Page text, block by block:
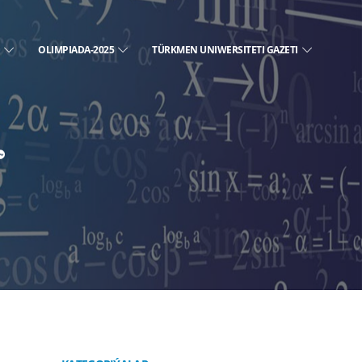
OLIMPIADA-2025 TÜRKMEN UNIWERSITETI GAZETI